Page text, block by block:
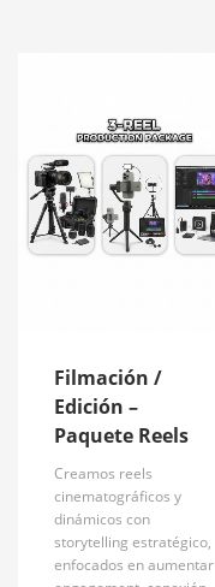
Filmación /
Edición –
Paquete Reels
Creamos reels
cinematográficos y
dinámicos con
storytelling estratégico,
enfocados en aumentar